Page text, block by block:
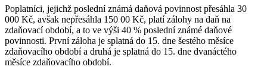
Poplatníci, jejichž poslední známá daňová povinnost přesáhla 30
000 Kč, avšak nepřesáhla 150 00 Kč, platí zálohy na daň na
zdaňovací období, a to ve výši 40 % poslední známé daňové
povinnosti. První záloha je splatná do 15. dne šestého měsíce
zdaňovacího období a druhá je splatná do 15. dne dvanáctého
měsíce zdaňovacího období.